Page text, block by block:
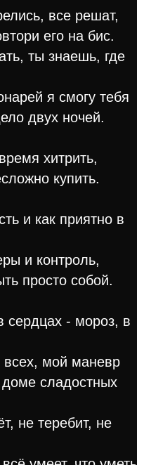
все решат,
его на бис.
ты знаешь, где
я смогу тебя
двух ночей.
хитрить,
купить.
и как приятно в
и контроль,
просто собой.
сердцах - мороз, в
мой маневр
сладостных
не теребит, не